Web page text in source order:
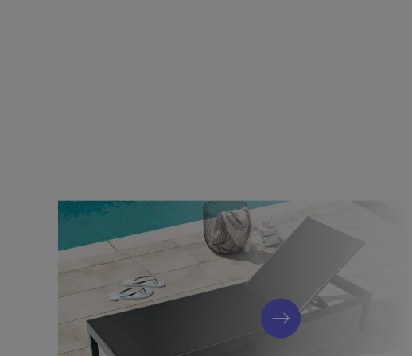
lassen sich 7-fach verstellen – so können Sie die Sessel nicht nur am
sondern sich auch einfach in der Sonne entspannen.
und Rückenlehne verwendete Textilenegewebe bietet neben einer
auch luftdurchlässige Eigenschaften. Dadurch sitzt es
komfortabel auf diesen Sesseln – auch ohne Polsterauflage.
und pflegeleicht
von OUTFLEXX® werden nur hochwertige Materialien verwendet, die
überzeugen und dem hohen Qualitätsstandard entsprechen. Durch
sind die Möbel besonders strapazierfähig und bei richtiger Pflege